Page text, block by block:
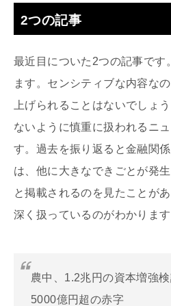
2つの記事
最近目についた2つの記事です
ます。センシティブな内容な
上げられることはないでしょ
ないように慎重に扱われるニ
す。過去を振り返ると金融関
は、他に大きなできごとが発
と掲載されるのを見たことが
深く扱っているのがわかります
農中、1.2兆円の資本増強
5000億円超の赤字